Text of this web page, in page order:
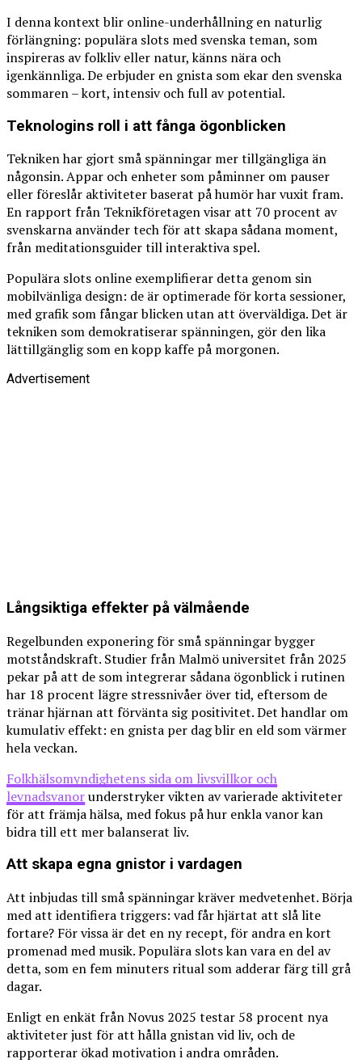
I denna kontext blir online-underhållning en naturlig
förlängning: populära slots med svenska teman, som
inspireras av folkliv eller natur, känns nära och
igenkännliga. De erbjuder en gnista som ekar den svenska
sommaren – kort, intensiv och full av potential.
Teknologins roll i att fånga ögonblicken
Tekniken har gjort små spänningar mer tillgängliga än
någonsin. Appar och enheter som påminner om pauser
eller föreslår aktiviteter baserat på humör har vuxit fram.
En rapport från Teknikföretagen visar att 70 procent av
svenskarna använder tech för att skapa sådana moment,
från meditationsguider till interaktiva spel.
Populära slots online exemplifierar detta genom sin
mobilvänliga design: de är optimerade för korta sessioner,
med grafik som fångar blicken utan att överväldiga. Det är
tekniken som demokratiserar spänningen, gör den lika
lättillgänglig som en kopp kaffe på morgonen.
Advertisement
Långsiktiga effekter på välmående
Regelbunden exponering för små spänningar bygger
motståndskraft. Studier från Malmö universitet från 2025
pekar på att de som integrerar sådana ögonblick i rutinen
har 18 procent lägre stressnivåer över tid, eftersom de
tränar hjärnan att förvänta sig positivitet. Det handlar om
kumulativ effekt: en gnista per dag blir en eld som värmer
hela veckan.
Folkhälsomyndighetens sida om livsvillkor och
levnadsvanorunderstryker vikten av varierade aktiviteter
för att främja hälsa, med fokus på hur enkla vanor kan
bidra till ett mer balanserat liv.
Att skapa egna gnistor i vardagen
Att inbjudas till små spänningar kräver medvetenhet. Börja
med att identifiera triggers: vad får hjärtat att slå lite
fortare? För vissa är det en ny recept, för andra en kort
promenad med musik. Populära slots kan vara en del av
detta, som en fem minuters ritual som adderar färg till grå
dagar.
Enligt en enkät från Novus 2025 testar 58 procent nya
aktiviteter just för att hålla gnistan vid liv, och de
rapporterar ökad motivation i andra områden.